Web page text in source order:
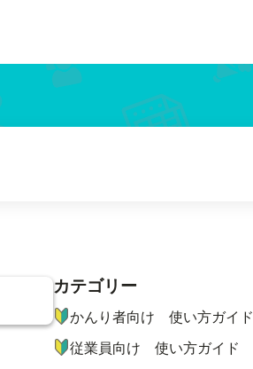
ナビゲーションメニュー
カテゴリー
かんり者向け 使い方ガイド
従業員向け 使い方ガイド